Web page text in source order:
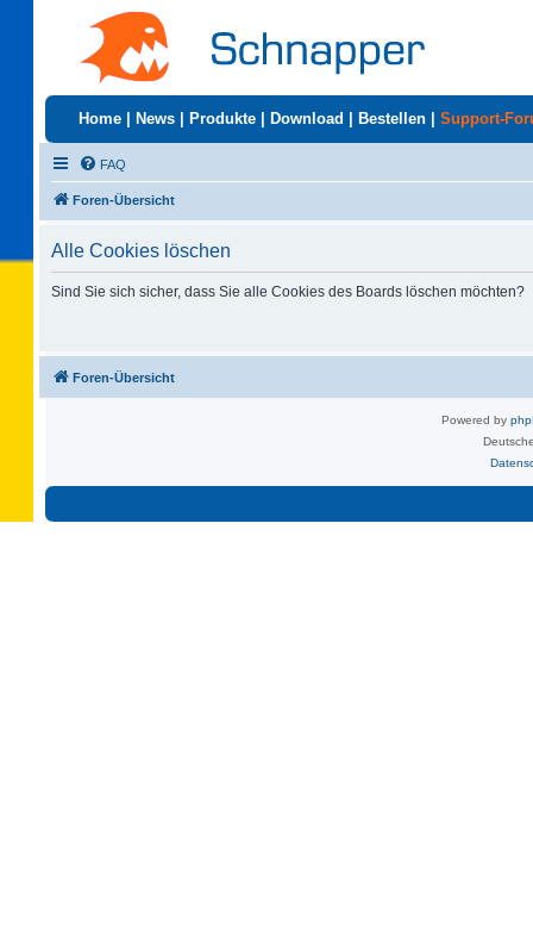
Home News Produkte Download Bestellen Support-
FAQ
Foren-Übersicht
Alle Cookies löschen
Sind Sie sich sicher, dass Sie alle Cookies des Boards löschen möchten?
Foren-Übersicht
Powered by